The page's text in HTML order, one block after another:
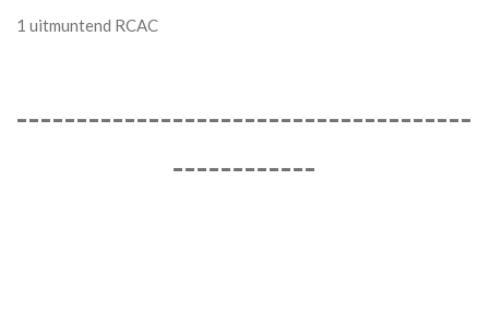
1 uitmuntend RCAC
--------------------------------------
------------